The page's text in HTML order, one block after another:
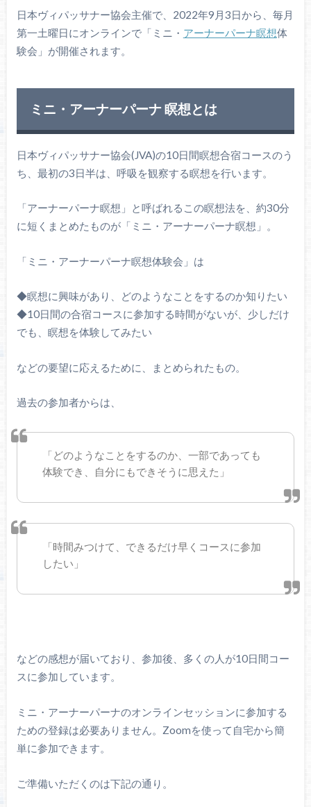
日本ヴィパッサナー協会主催で、2022年9月3日から、毎月
第一土曜日にオンラインで「ミニ・ アーナーパーナ瞑想体
験会」が開催されます。
ミニ・アーナーパーナ 瞑想とは
日本ヴィパッサナー協会(JVA)の10日間瞑想合宿コースのう
ち、最初の3日半は、呼吸を観察する瞑想を行います。
「アーナーパーナ瞑想」と呼ばれるこの瞑想法を、約30分
に短くまとめたものが「ミニ・アーナーパーナ瞑想」。
「ミニ・アーナーパーナ瞑想体験会」は
◆瞑想に興味があり、どのようなことをするのか知りたい
◆10日間の合宿コースに参加する時間がないが、少しだけ
でも、瞑想を体験してみたい
などの要望に応えるために、まとめられたもの。
過去の参加者からは、
「どのようなことをするのか、一部であっても
体験でき、自分にもできそうに思えた」
「時間みつけて、できるだけ早くコースに参加
したい」
などの感想が届いており、参加後、多くの人が10日間コー
スに参加しています。
ミニ・アーナーパーナのオンラインセッションに参加する
ための登録は必要ありません。Zoomを使って自宅から簡
単に参加できます。
ご準備いただくのは下記の通り。